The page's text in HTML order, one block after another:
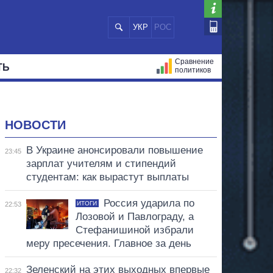
УКР РОС
Сравнение
политиков
НОВОСТИ
23:45
В Украине анонсировали повышение
зарплат учителям и стипендий
студентам: как вырастут выплаты
22:53 ИТОГИ
Россия ударила по
Лозовой и Павлограду, а
Стефанишиной избрали
меру пресечения. Главное за день
22:32
Зеленский на этих выходных впервые